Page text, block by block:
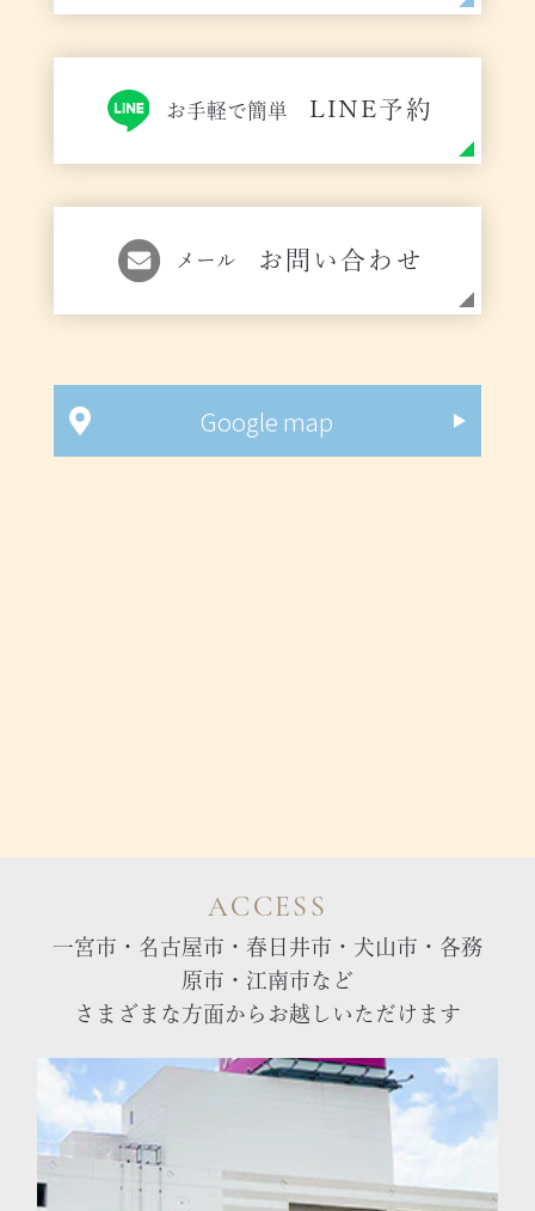
お手軽で簡単 LINE予約
メール お問い合わせ
Google map
ACCESS
一宮市・名古屋市・春日井市・犬山市・各務
原市・江南市など
さまざまな方面からお越しいただけます